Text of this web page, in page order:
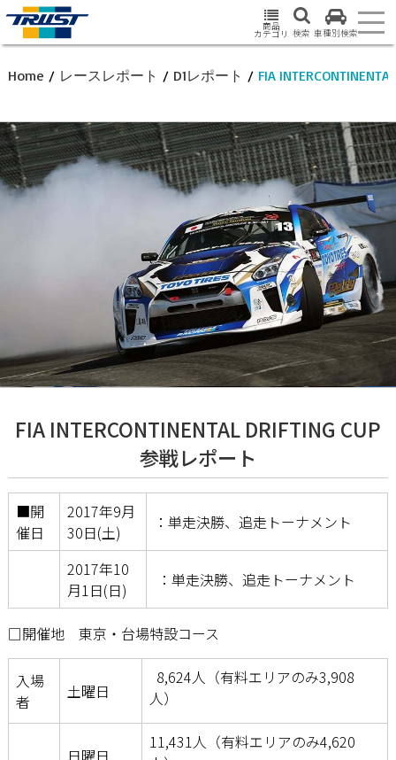
商品
カテゴリ 検索 車種別検索
Home / レースレポート / D1レポート / FIA
FIA INTERCONTINENTAL DRIFTING CUP
参戦レポート
■開
催日
2017年9月
30日(土)
：単走決勝、追走トーナメント
2017年10
月1日(日)
：単走決勝、追走トーナメント
□開催地 東京・台場特設コース
入場
者
土曜日
8,624人（有料エリアのみ3,908
人）
日曜日
11,431人（有料エリアのみ4,620